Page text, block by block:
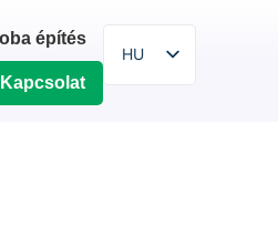
építés
Kapcsolat
HU
EN